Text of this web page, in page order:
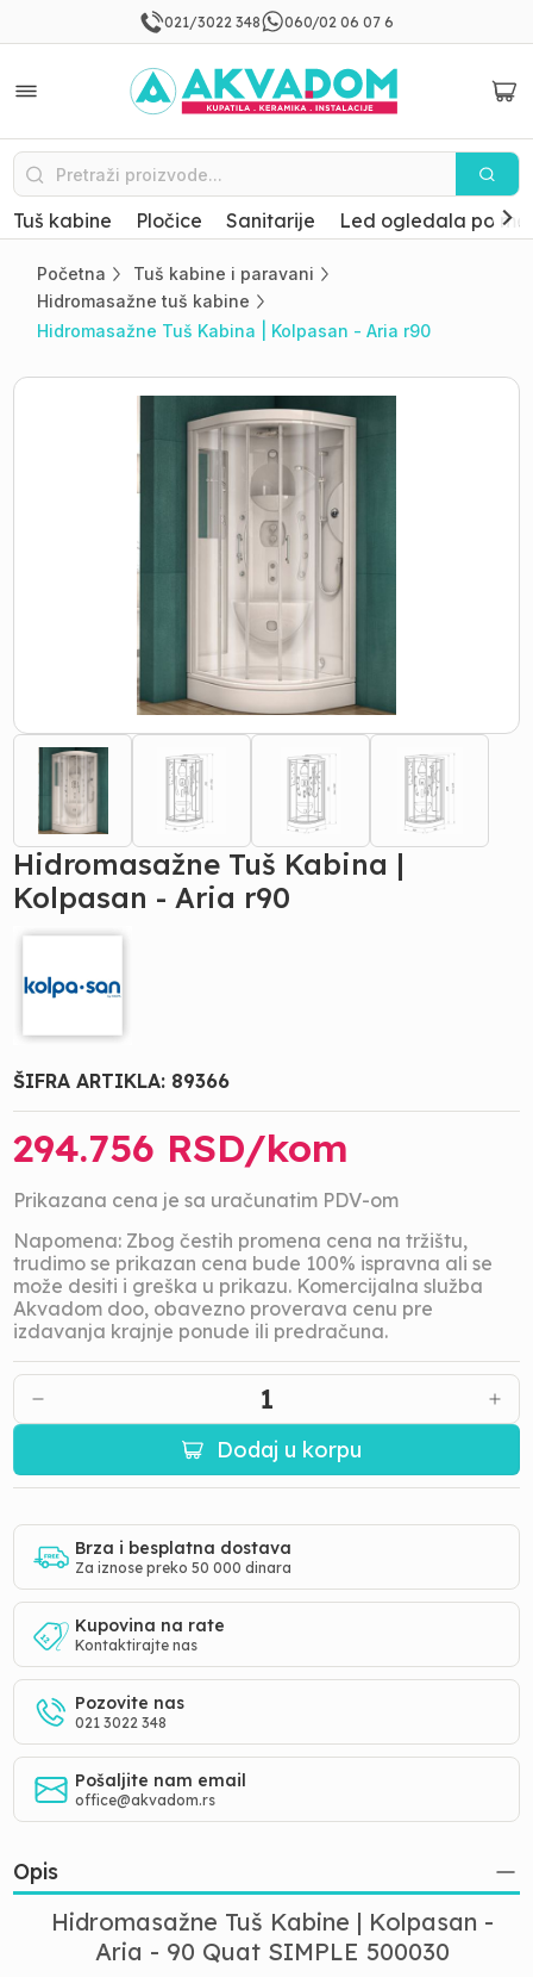
021/3022 348 060/02 06 07 6
Tuš kabine Pločice Sanitarije Led ogledala po
Početna
Tuš kabine i paravani
Hidromasažne tuš kabine
Hidromasažne Tuš Kabina | Kolpasan - Aria r90
Hidromasažne Tuš Kabina |
Kolpasan - Aria r90
ŠIFRA ARTIKLA: 89366
294.756 RSD/kom
Prikazana cena je sa uračunatim PDV-om
Napomena: Zbog čestih promena cena na tržištu,
trudimo se prikazan cena bude 100% ispravna ali se
može desiti i greška u prikazu. Komercijalna služba
Akvadom doo, obavezno proverava cenu pre
izdavanja krajnje ponude ili predračuna.
1
Dodaj u korpu
Brza i besplatna dostava
Za iznose preko 50 000 dinara
Kupovina na rate
Kontaktirajte nas
Pozovite nas
021 3022 348
Pošaljite nam email
office@akvadom.rs
Opis
Hidromasažne Tuš Kabine | Kolpasan -
Aria - 90 Quat SIMPLE 500030